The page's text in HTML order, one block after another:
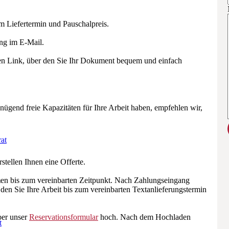
Liefertermin und Pauschalpreis.
im E-Mail.
Link, über den Sie Ihr Dokument bequem und einfach
freie Kapazitäten für Ihre Arbeit haben, empfehlen wir,
Ihnen eine Offerte.
bis zum vereinbarten Zeitpunkt. Nach Zahlungseingang
Sie Ihre Arbeit bis zum vereinbarten Textanlieferungstermin
unserReservationsformularhoch. Nach dem Hochladen